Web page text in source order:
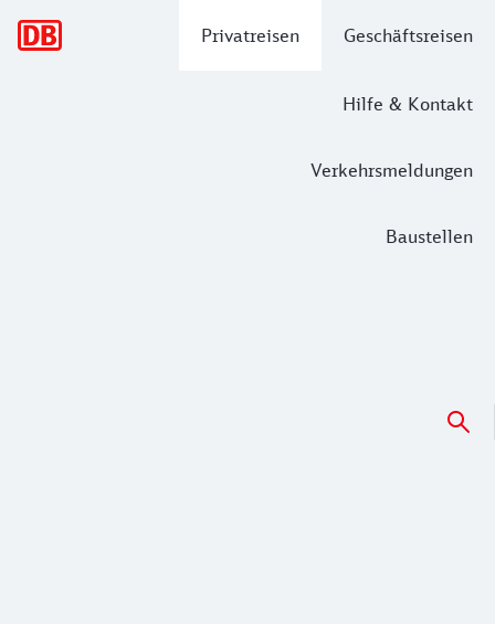
Privatreisen Geschäftsreisen
Hilfe & Kontakt
Verkehrsmeldungen
Baustellen